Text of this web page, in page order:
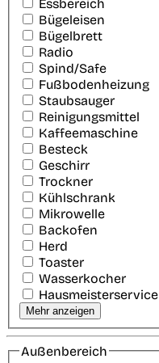
Essbereich
Bügeleisen
Bügelbrett
Radio
Spind/Safe
Fußbodenheizung
Staubsauger
Reinigungsmittel
Kaffeemaschine
Besteck
Geschirr
Trockner
Kühlschrank
Mikrowelle
Backofen
Herd
Toaster
Wasserkocher
Hausmeisterservice
Mehr anzeigen
Außenbereich